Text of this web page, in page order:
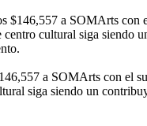
$146,557 a SOMArts
cultural siga siendo
a SOMArts con el
siga siendo un